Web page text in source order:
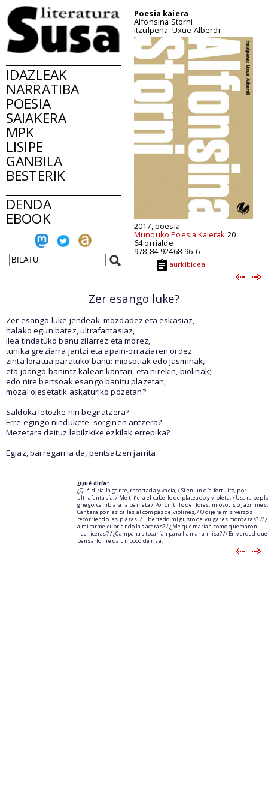
IDAZLEAK
NARRATIBA
POESIA
SAIAKERA
MPK
LISIPE
GANBILA
BESTERIK
DENDA
EBOOK
Poesia kaiera
Alfonsina Storni
itzulpena: Uxue Alberdi
2017, poesia
Munduko Poesia Kaierak 20
64 orrialde
978-84-92468-96-6
aurkibidea
Zer esango luke?
Zer esango luke jendeak, mozdadez eta eskasiaz,
halako egun batez, ultrafantasiaz,
ilea tindatuko banu zilarrez eta morez,
tunika greziarra jantzi eta apain-orraziaren ordez
zinta loratua paratuko banu: miosotiak edo jasminak,
eta joango banintz kalean kantari, eta nirekin, biolinak;
edo nire bertsoak esango banitu plazetan,
mozal oiesetatik askaturiko pozetan?
Saldoka letozke niri begiratzera?
Erre egingo nindukete, sorginen antzera?
Mezetara deituz lebilzkike ezkilak errepika?
Egiaz, barregarria da, pentsatzen jarrita.
¿Qué diría?
¿Qué diría la gente, recortada y vacía, / Si en un día fortuito, por
ultrafantasía, / Me tiñera el cabello de plateado y violeta, / Usara peplo
griego, cambiara la peineta / Por cintillo de flores: miosotis o
Cantara por las calles al compás de violines, / O dijera mis versos
recorriendo las plazas, / Libertado mi gusto de vulgares mordazas? //
a mirarme cubriendo las aceras? / ¿Me quemarían como quemaron
hechiceras? / ¿Campanas tocarían para llamar a misa? // En verdad que
pensarlo me da un poco de risa.